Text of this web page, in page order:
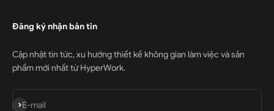
Đăng ký nhận bản tin
Cập nhật tin tức, xu hướng thiết kế không gian làm việc và sản
phẩm mới nhất từ HyperWork.
E-mail
Đăng ký